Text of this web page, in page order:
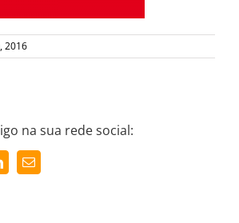
2016
na sua rede social:
LinkedInEmail
(necessário